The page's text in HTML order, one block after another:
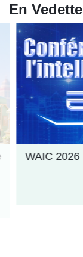
En Vedette
WAIC 2026